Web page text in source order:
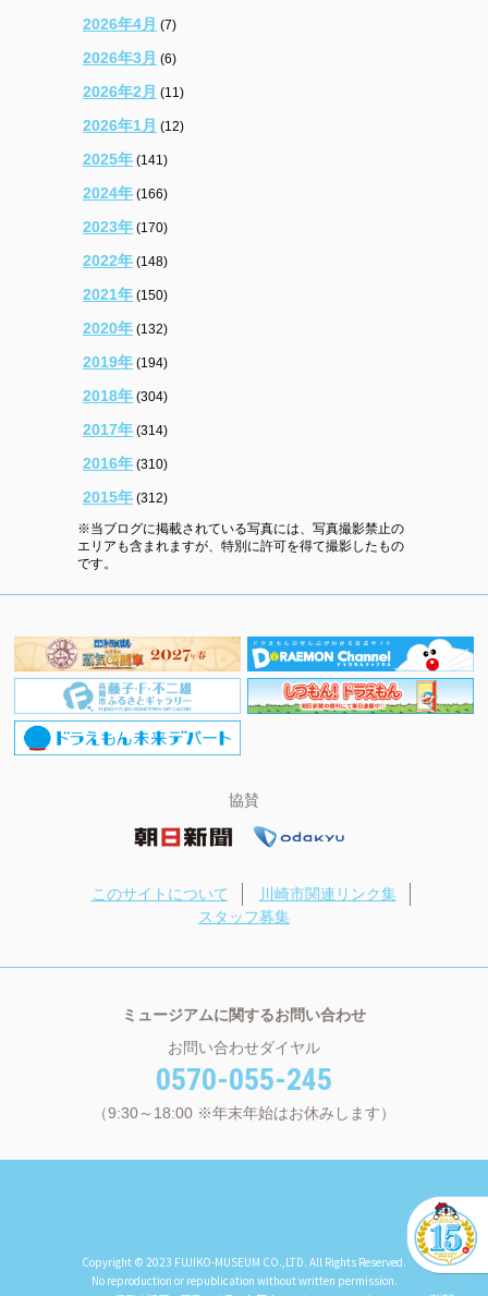
2026年4月 (7)
2026年3月 (6)
2026年2月 (11)
2026年1月 (12)
2025年 (141)
2024年 (166)
2023年 (170)
2022年 (148)
2021年 (150)
2020年 (132)
2019年 (194)
2018年 (304)
2017年 (314)
2016年 (310)
2015年 (312)
※当ブログに掲載されている写真には、写真撮影禁止の
エリアも含まれますが、特別に許可を得て撮影したもの
です。
協賛
このサイトについて
川崎市関連リンク集
スタッフ募集
ミュージアムに関するお問い合わせ
お問い合わせダイヤル
0570-055-245
（9:30～18:00 ※年末年始はお休みします）
Copyright © 2023 FUJIKO-MUSEUM CO.,LTD. All Rights Reserved.
No reproduction or republication without written permission.